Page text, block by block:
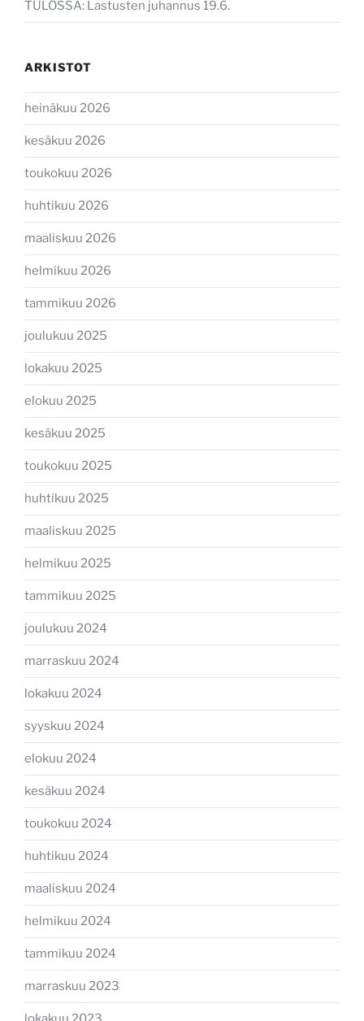
TULOSSA: Lastusten juhannus 19.6.
ARKISTOT
heinäkuu 2026
kesäkuu 2026
toukokuu 2026
huhtikuu 2026
maaliskuu 2026
helmikuu 2026
tammikuu 2026
joulukuu 2025
lokakuu 2025
elokuu 2025
kesäkuu 2025
toukokuu 2025
huhtikuu 2025
maaliskuu 2025
helmikuu 2025
tammikuu 2025
joulukuu 2024
marraskuu 2024
lokakuu 2024
syyskuu 2024
elokuu 2024
kesäkuu 2024
toukokuu 2024
huhtikuu 2024
maaliskuu 2024
helmikuu 2024
tammikuu 2024
marraskuu 2023